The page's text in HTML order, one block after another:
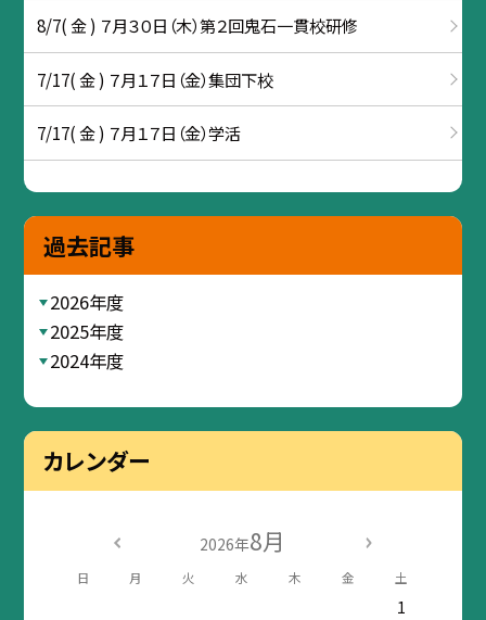
8/7( 金 ) ７月３０日（木）第２回鬼石一貫校研修
7/17( 金 ) ７月１７日（金）集団下校
7/17( 金 ) ７月１７日（金）学活
過去記事
2026年度
2025年度
2024年度
カレンダー
2026年8月
日 月 火 水 木 金 土
1